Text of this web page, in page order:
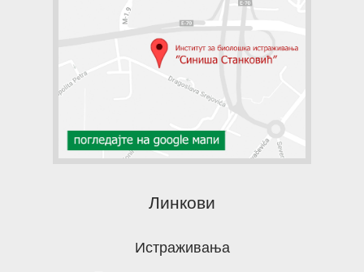
Линкови
Истраживања